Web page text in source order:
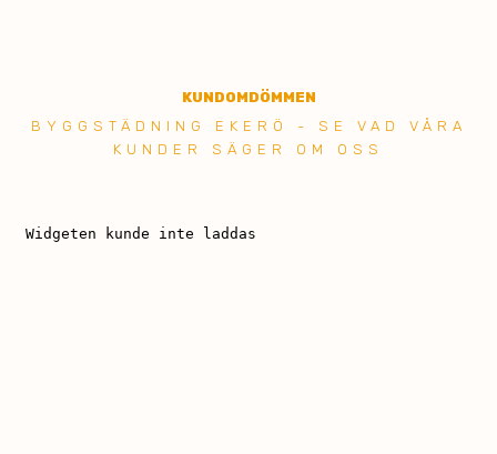
KUNDOMDÖMMEN
BYGGSTÄDNING EKERÖ - SE VAD VÅRA
KUNDER SÄGER OM OSS